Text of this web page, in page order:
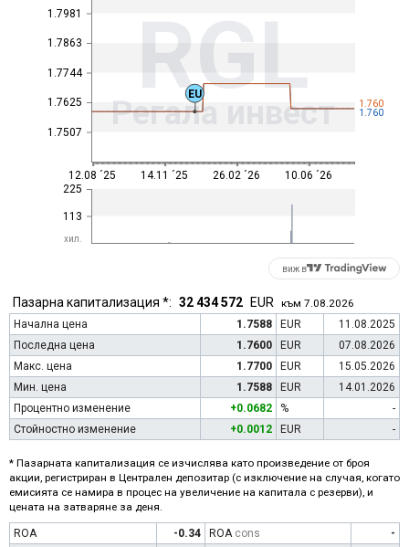
1.7507
1.7625
1.7744
1.7863
1.7981 RGL
Регала инвест
хил.
113
225
1.760
1.760
12.08 ´25 14.11 ´25 26.02 ´26 10.06 ´26
EU
виж в
Пазарна капитализация *: 32 434 572 EUR към 7.08.2026
Начална цена
1.7588 EUR
11.08.2025
Последна цена
1.7600 EUR
07.08.2026
Макс. цена
1.7700 EUR
15.05.2026
Мин. цена
1.7588 EUR
14.01.2026
Процентно изменение
+0.0682 %
-
Стойностно изменение
+0.0012 EUR -
* Пазарната капитализация се изчислява като произведение от броя
акции, регистриран в Централен депозитар (с изключение на случая, когато
емисията се намира в процес на увеличение на капитала с резерви), и
цената на затваряне за деня.
ROA -0.34 ROA cons
-